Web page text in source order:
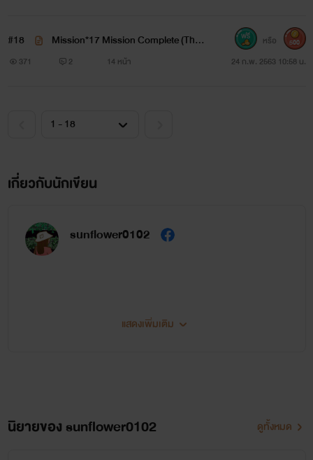
#18
Mission*17 Mission Complete (The
End)
371 2 14 หน้า 24 ก.พ. 2563 10:58 น.
หรือ 500
เกี่ยวกับนักเขียน
sunflower0102
แสดงเพิ่มเติม
นิยายของ sunflower0102 ดูทั้งหมด